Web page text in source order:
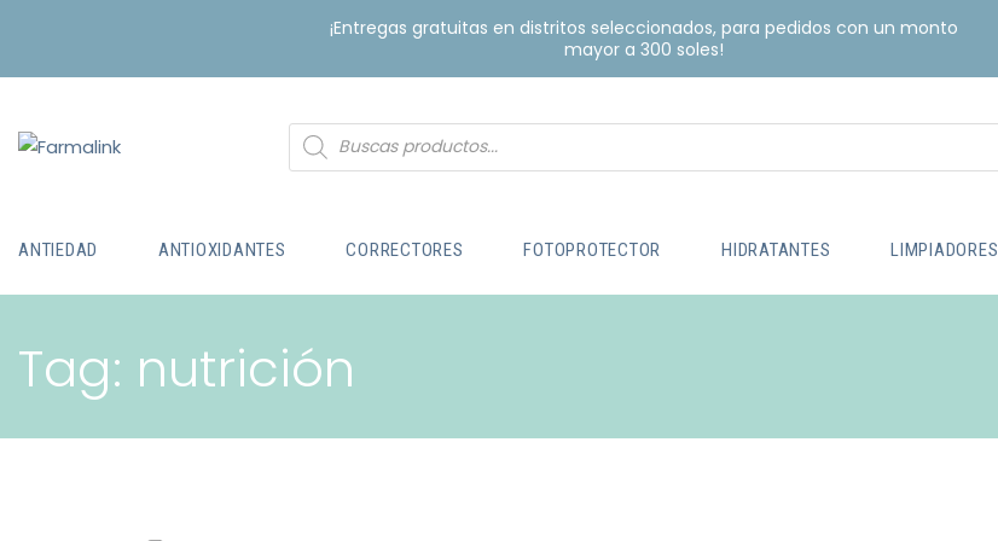
¡Entregas gratuitas en distritos seleccionados, para pedidos con un monto
mayor a 300 soles!
ANTIEDAD ANTIOXIDANTES CORRECTORES FOTOPROTECTOR HIDRATANTES LIMPIADORES
Tag: nutrición